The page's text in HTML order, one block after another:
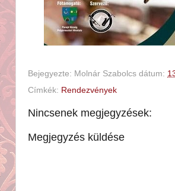
Bejegyezte: Molnár Szabolcs dátum:
Címkék: Rendezvények
Nincsenek megjegyzések:
Megjegyzés küldése